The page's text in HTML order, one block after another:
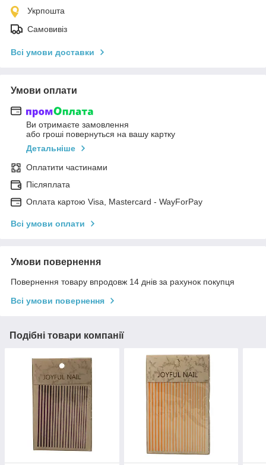
Укрпошта
Самовивіз
Всі умови доставки
Умови оплати
Ви отримаєте замовлення
або гроші повернуться на вашу картку
Детальніше
Оплатити частинами
Післяплата
Оплата картою Visa, Mastercard - WayForPay
Всі умови оплати
Умови повернення
Повернення товару впродовж 14 днів за рахунок покупця
Всі умови повернення
Подібні товари компанії